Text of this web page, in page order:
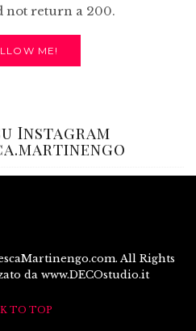
not return a 200.
ME!
Instagram
All Rights
da www.DECOstudio.it
TO TOP